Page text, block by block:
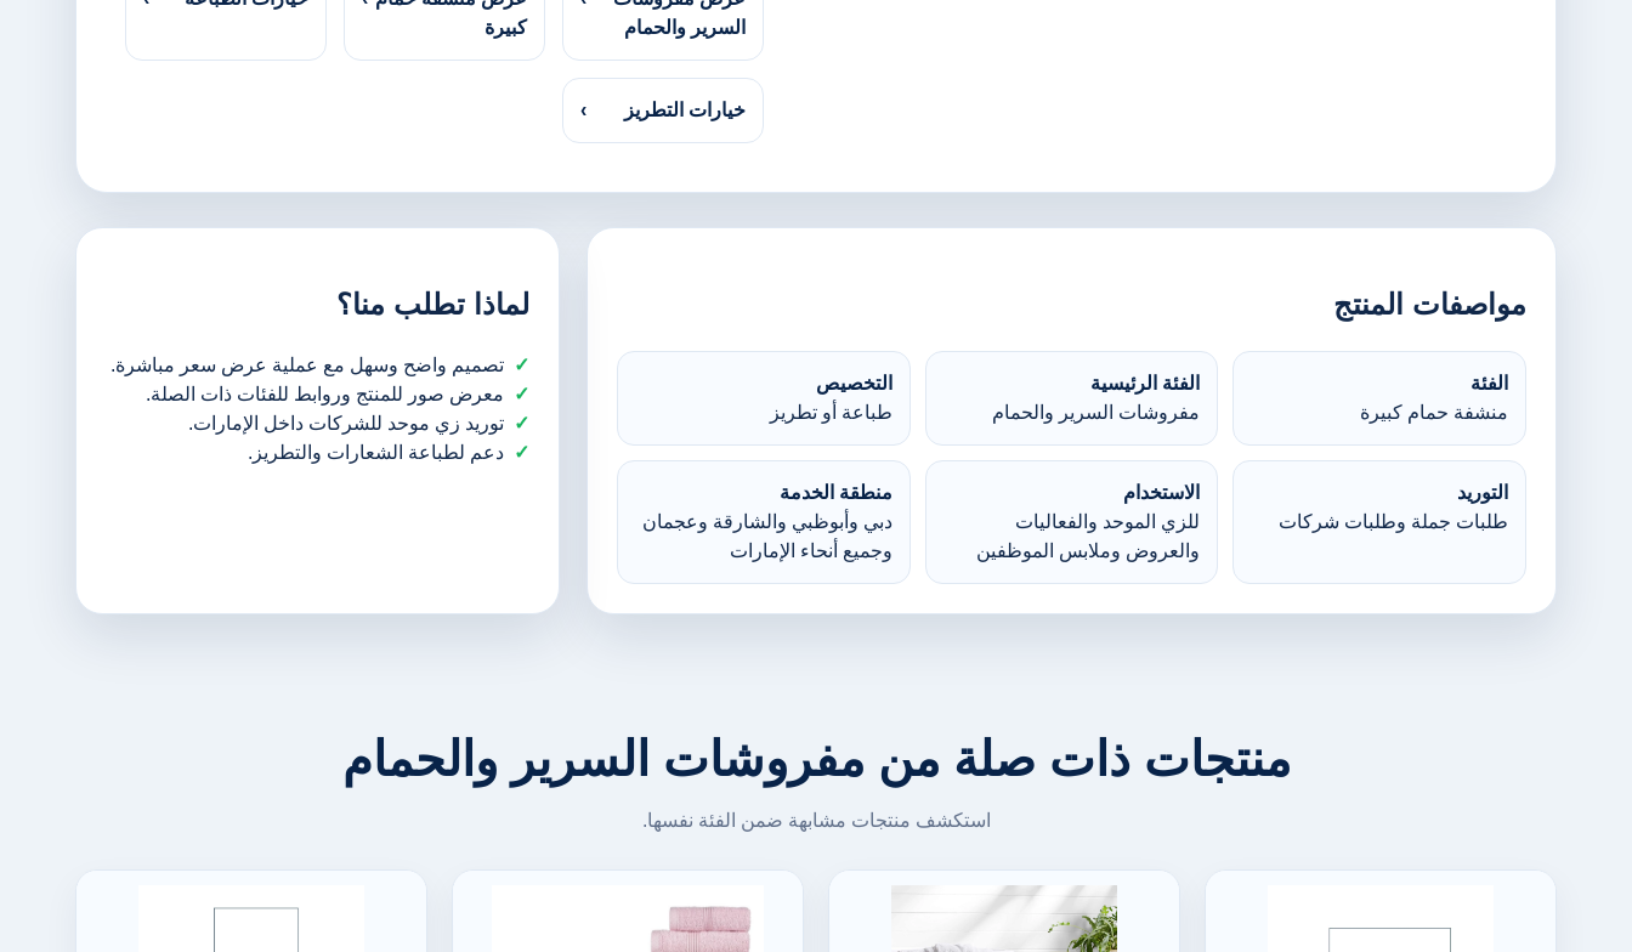
السرير والحمام
كبيرة
خيارات التطريز ›
مواصفات المنتج
الفئة
منشفة حمام كبيرة
الفئة الرئيسية
مفروشات السرير والحمام
التخصيص
طباعة أو تطريز
التوريد
طلبات جملة وطلبات شركات
الاستخدام
للزي الموحد والفعاليات
والعروض وملابس الموظفين
منطقة الخدمة
دبي وأبوظبي والشارقة وعجمان
وجميع أنحاء الإمارات
لماذا تطلب منا؟
تصميم واضح وسهل مع عملية عرض سعر مباشرة.
معرض صور للمنتج وروابط للفئات ذات الصلة.
توريد زي موحد للشركات داخل الإمارات.
دعم لطباعة الشعارات والتطريز.
منتجات ذات صلة من مفروشات السرير والحمام
استكشف منتجات مشابهة ضمن الفئة نفسها.